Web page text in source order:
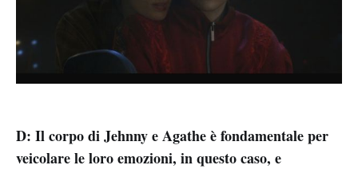
D: Il corpo di Jehnny e Agathe è fondamentale per
veicolare le loro emozioni, in questo caso, e